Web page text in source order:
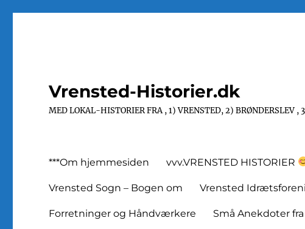
Vrensted-Historier.dk
MED LOKAL-HISTORIER FRA , 1) VRENSTED, 2) BRØNDERSLEV ,
***Om hjemmesiden vvv.VRENSTED HISTORIER
Vrensted Sogn – Bogen om Vrensted
Forretninger og Håndværkere Små Anekdoter